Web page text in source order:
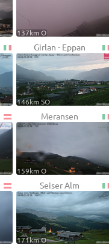
137km O
Girlan - Eppan
146km SO
Meransen
159km O
Seiser Alm
171km O